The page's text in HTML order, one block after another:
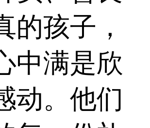
的孩子，
中满是欣
动。他们